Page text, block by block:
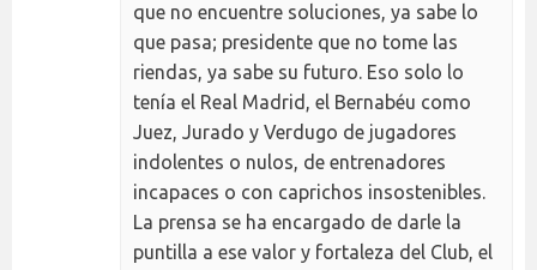
que no encuentre soluciones, ya sabe lo
que pasa; presidente que no tome las
riendas, ya sabe su futuro. Eso solo lo
tenía el Real Madrid, el Bernabéu como
Juez, Jurado y Verdugo de jugadores
indolentes o nulos, de entrenadores
incapaces o con caprichos insostenibles.
La prensa se ha encargado de darle la
puntilla a ese valor y fortaleza del Club, el